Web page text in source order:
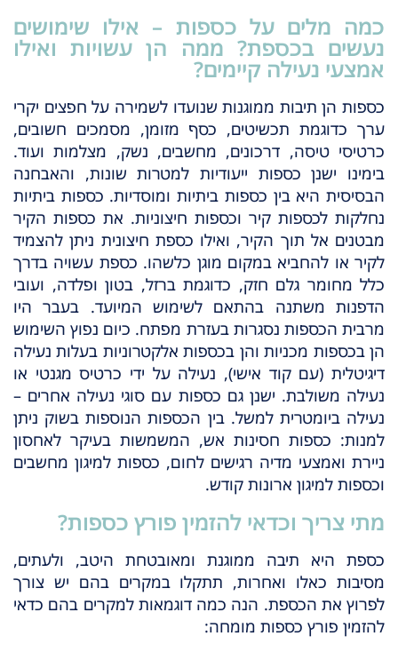
כמה מלים על כספות – אילו שימושים
נעשים בכספת? ממה הן עשויות ואילו
אמצעי נעילה קיימים?
כספות הן תיבות ממוגנות שנועדו לשמירה על חפצים יקרי
ערך כדוגמת תכשיטים, כסף מזומן, מסמכים חשובים,
כרטיסי טיסה, דרכונים, מחשבים, נשק, מצלמות ועוד.
בימינו ישנן כספות ייעודיות למטרות שונות, והאבחנה
הבסיסית היא בין כספות ביתיות ומוסדיות. כספות ביתיות
נחלקות לכספות קיר וכספות חיצוניות. את כספות הקיר
מבטנים אל תוך הקיר, ואילו כספת חיצונית ניתן להצמיד
לקיר או להחביא במקום מוגן כלשהו. כספת עשויה בדרך
כלל מחומר גלם חזק, כדוגמת ברזל, בטון ופלדה, ועובי
הדפנות משתנה בהתאם לשימוש המיועד. בעבר היו
מרבית הכספות נסגרות בעזרת מפתח. כיום נפוץ השימוש
הן בכספות מכניות והן בכספות אלקטרוניות בעלות נעילה
דיגיטלית (עם קוד אישי), נעילה על ידי כרטיס מגנטי או
נעילה משולבת. ישנן גם כספות עם סוגי נעילה אחרים –
נעילה ביומטרית למשל. בין הכספות הנוספות בשוק ניתן
למנות: כספות חסינות אש, המשמשות בעיקר לאחסון
ניירת ואמצעי מדיה רגישים לחום, כספות למיגון מחשבים
וכספות למיגון ארונות קודש.
מתי צריך וכדאי להזמין פורץ כספות?
כספת היא תיבה ממוגנת ומאובטחת היטב, ולעתים,
מסיבות כאלו ואחרות, תתקלו במקרים בהם יש צורך
לפרוץ את הכספת. הנה כמה דוגמאות למקרים בהם כדאי
להזמין פורץ כספות מומחה: